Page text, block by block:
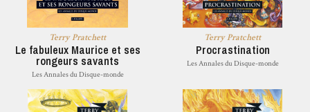
Terry Pratchett
Le fabuleux Maurice et ses
rongeurs savants
Les Annales du Disque-monde
Terry Pratchett
Procrastination
Les Annales du Disque-monde